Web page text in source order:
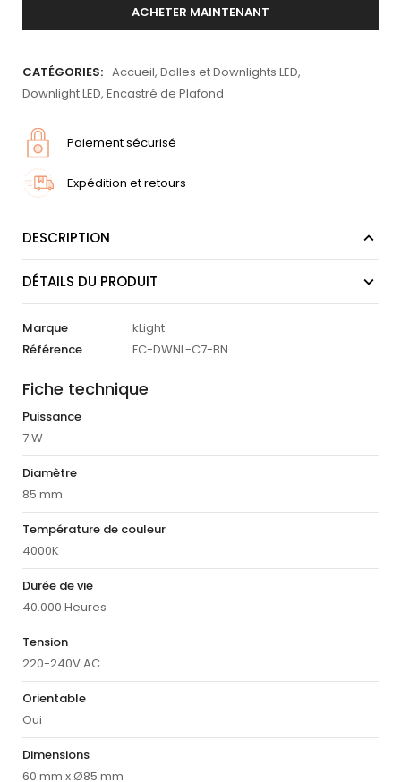
ACHETER MAINTENANT
CATÉGORIES: Accueil, Dalles et Downlights LED,
Downlight LED, Encastré de Plafond
Paiement sécurisé
Expédition et retours
DESCRIPTION
DÉTAILS DU PRODUIT
Marque
kLight
Référence
FC-DWNL-C7-BN
Fiche technique
Puissance
7 W
Diamètre
85 mm
Température de couleur
4000K
Durée de vie
40.000 Heures
Tension
220-240V AC
Orientable
Oui
Dimensions
60 mm x Ø85 mm